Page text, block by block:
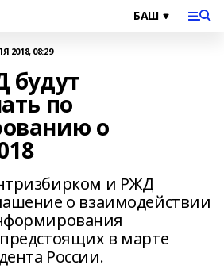
2018, 08:29
по
о
и РЖД
о взаимодействии
в марте
России.